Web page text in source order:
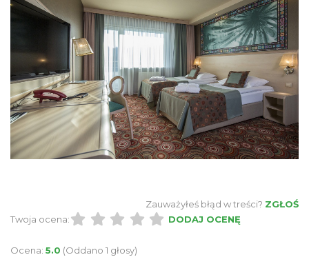
Zauważyłeś błąd w treści? ZGŁOŚ
Twoja ocena:
DODAJ OCENĘ
Ocena: 5.0 (Oddano 1 głosy)